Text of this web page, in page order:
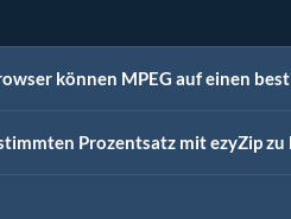
können MPEG auf einen
Prozentsatz mit ezyZip